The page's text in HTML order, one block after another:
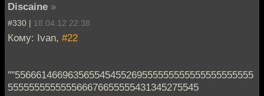
Discaine »
#330 | 18.04.12 22:38
Кому: Ivan, #22
''''556661466963565545455269555555555555555555555
555555555555566676655555431345275545